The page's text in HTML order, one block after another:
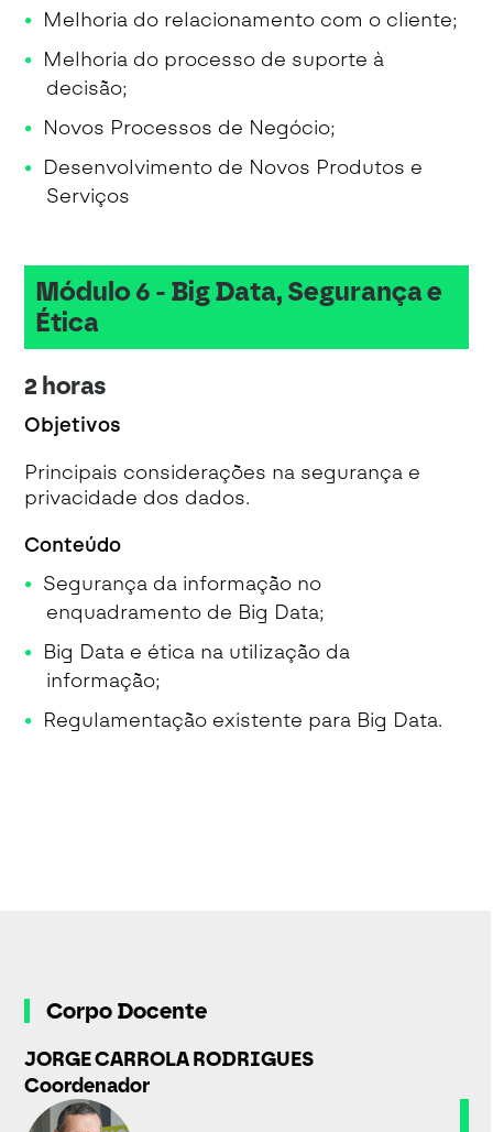
Melhoria do relacionamento com o cliente;
Melhoria do processo de suporte à
decisão;
Novos Processos de Negócio;
Desenvolvimento de Novos Produtos e
Serviços
Módulo 6 - Big Data, Segurança e
Ética
2 horas
Objetivos
Principais considerações na segurança e
privacidade dos dados.
Conteúdo
Segurança da informação no
enquadramento de Big Data;
Big Data e ética na utilização da
informação;
Regulamentação existente para Big Data.
Corpo Docente
JORGE CARROLA RODRIGUES
Coordenador